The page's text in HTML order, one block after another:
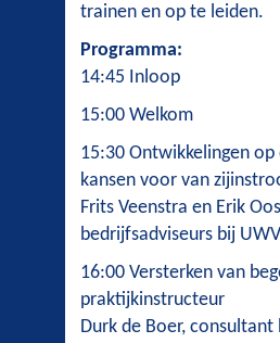
trainen en op te leiden.
Programma:
14:45 Inloop
15:00 Welkom
15:30 Ontwikkelingen
kansen voor van
Frits Veenstra en Erik
bedrijfsadviseurs bij UWV
16:00 Versterken van
praktijkinstructeur
Durk de Boer,